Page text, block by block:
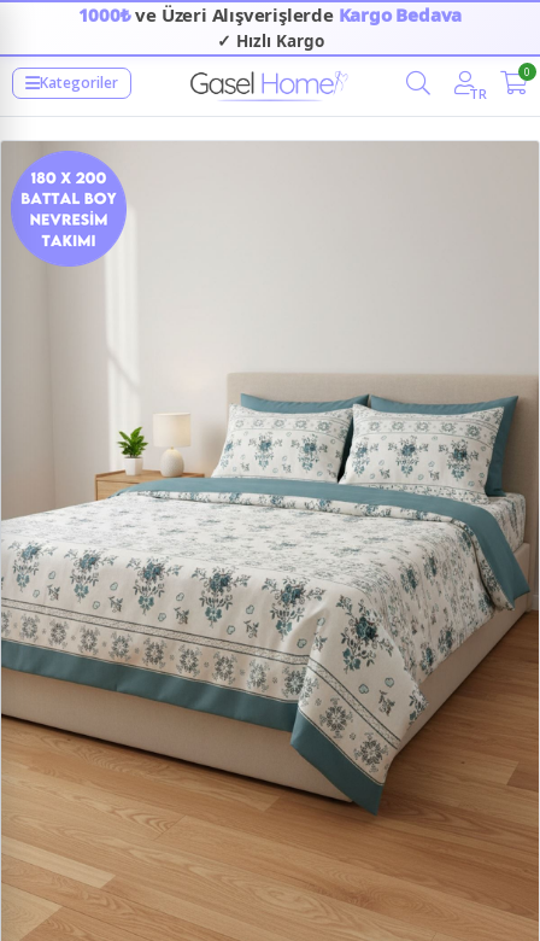
1000₺ve Üzeri Alışverişlerde Kargo Bedava
✓ Hızlı Kargo
Kategoriler
TR
0